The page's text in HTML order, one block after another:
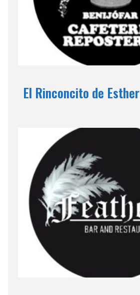
El Rinconcito de Esther